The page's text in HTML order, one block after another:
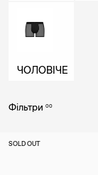
ЧОЛОВІЧЕ
Фільтри 00
SOLD OUT